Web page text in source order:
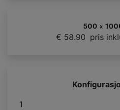
500 x
€ 58.90 pris
1